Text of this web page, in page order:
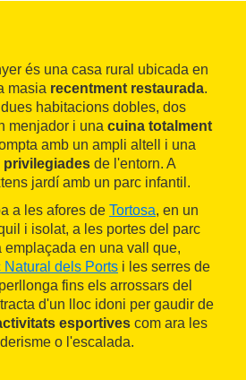
és una casa rural ubicada en
masia recentment restaurada.
habitacions dobles, dos
menjador i una cuina totalment
amb un ampli altell i una
privilegiades de l'entorn. A
jardí amb un parc infantil.
a les afores de Tortosa, en un
i isolat, a les portes del parc
emplaçada en una vall que,
Natural dels Ports i les serres de
fins els arrossars del
d'un lloc idoni per gaudir de
esportives com ara les
o l'escalada.